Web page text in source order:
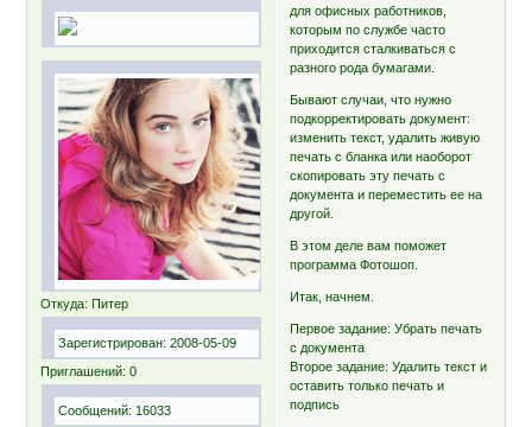
Откуда: Питер
Зарегистрирован: 2008-05-09
Приглашений: 0
Сообщений: 16033
для офисных работников,
которым по службе часто
приходится сталкиваться с
разного рода бумагами.
Бывают случаи, что нужно
подкорректировать документ:
изменить текст, удалить живую
печать с бланка или наоборот
скопировать эту печать с
документа и переместить ее на
другой.
В этом деле вам поможет
программа Фотошоп.
Итак, начнем.
Первое задание: Убрать печать
с документа
Второе задание: Удалить текст и
оставить только печать и
подпись